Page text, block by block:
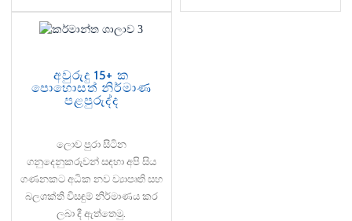
අවුරුදු 15+ ක
පොහොසත් නිර්මාණ
පළපුරුද්ද
ලොව පුරා සිටින
ගනුදෙනුකරුවන් සඳහා අපි සිය
ගණනකට අධික නව ව්‍යාපෘති සහ
බලශක්ති විසඳුම් නිර්මාණය කර
ලබා දී ඇත්තෙමු.